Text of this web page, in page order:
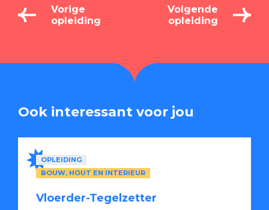
Vorige
opleiding
Volgende
opleiding
Ook interessant voor jou
OPLEIDING
BOUW, HOUT EN INTERIEUR
Vloerder-Tegelzetter